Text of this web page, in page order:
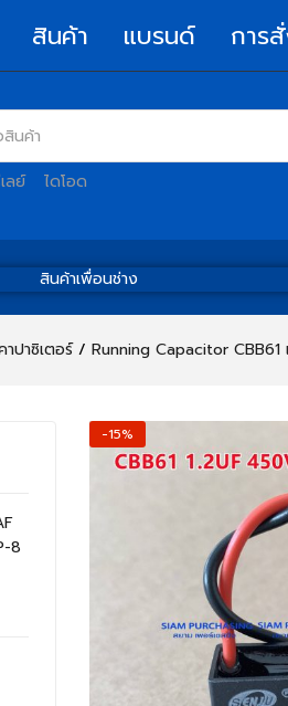
สินค้า แบรนด์ การ
ลย์ ไดโอด
สินค้าเพื่อนช่าง
าปาซิเตอร์ Running Capacitor
8
-15%